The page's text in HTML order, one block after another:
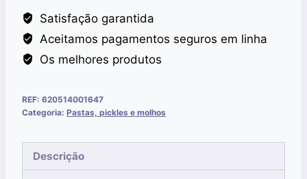
300G
Satisfação garantida
Aceitamos pagamentos seguros em linha
Os melhores produtos
REF: 620514001647
Categoria: Pastas, pickles e molhos
Descrição